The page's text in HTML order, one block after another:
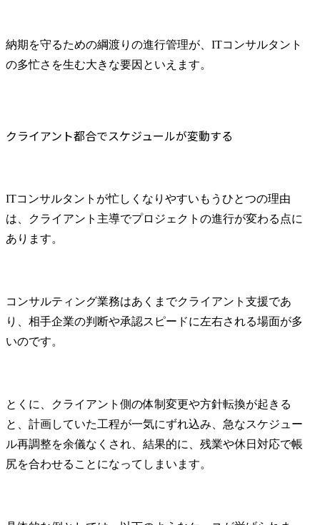
納期を守るための綱渡りの進行管理が、ITコンサルタント
の多忙さを生む大きな要因といえます。
クライアント都合でスケジュールが変動する
ITコンサルタントが忙しくなりやすいもうひとつの理由
は、クライアント主導でプロジェクトの進行が変わる点に
あります。
コンサルティング業務はあくまでクライアント支援であ
り、相手企業の判断や承認スピードに左右される場面が多
いのです。
とくに、クライアント側の体制変更や方針転換が起きる
と、計画していた工程が一気にずれ込み、急なスケジュー
ル再調整を余儀なくされ、結果的に、残業や休日対応で帳
尻を合わせることになってしまいます。